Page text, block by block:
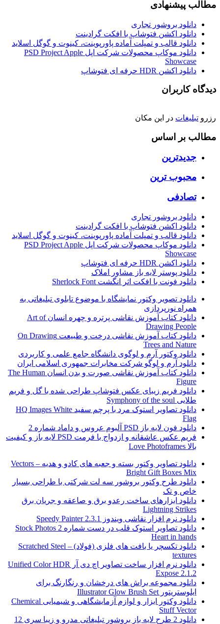
مطالب پیشنهادی
دانلود بروشور تجاری
دانلود اکشن فتوشاپ با افکت گرادینت
دانلود قالب و تمپلت آماده پاورپوینت، کینوت و گوگل اسلاید
دانلود موکاپ محصولات شرکت اپل PSD Project Apple
Showcase
دانلود اکشن HDR حرفه ای فتوشاپ
دیدگاه کاربران
رزرو تبلیغات در این مکان
مطالب بر اساس
جدیدترین
محبوب ترین
تصادفی
دانلود بروشور تجاری
دانلود اکشن فتوشاپ با افکت گرادینت
دانلود قالب و تمپلت آماده پاورپوینت، کینوت و گوگل اسلاید
دانلود موکاپ محصولات شرکت اپل PSD Project Apple
Showcase
دانلود اکشن HDR حرفه ای فتوشاپ
دانلود پوستر لایه باز مشاور املاک
دانلود فونت با افکت اثر انگشت Sherlock Font
دانلود تصویر وکتور نمایشگاه با موضوع تابلوی تبلیغاتی به
همراه نورپردازی
دانلود کتاب آموزش نقاشی پرتره و چهره انسان Art of
Drawing People
دانلود کتاب آموزش نقاشی درخت و طبیعت On Drawing
Trees and Nature
دانلود وکتور آرم و لوگوی دانشگاه جامع علمی و کاربردی
دانلود آرم و لوگو شرکت مخابرات جمهوری اسلامی ایران
دانلود کتاب آموزش نقاشی صورت و بدن انسان The Human
Figure
دانلود فریم زیبای عکس فتوشاپ طراحی شده با گل و فریم
طلایی Symphony of the soul
دانلود تصاویر استوک مرد با پرچم سفید HQ Images White
Flag
دانلود فون لایه باز PSD آلبوم عروس و داماد شماره 2
فریم عکس عاشقانه و ازدواج با فرمت PSD لایه باز و کیفیت
بالا Love Photoframes
دانلود تصاویر وکتور بسته و جعبه های کادو و هدیه Vectors –
Bright Gift Boxes Mix
دانلود طرح وکتور بروشور سه لت شرکتی با طراحی بسیار
خاص و تک
دانلود ابزارهای ساخت رعدو برق و صاعقه و جریان برق
Lightning Strikes
دانلود نرم افزار نقاشی ویندوز Speedy Painter 2.3.1
دانلود تصاویر استوک قلب در دست شماره 2 Stock Photos
Heart in hands
دانلود تکسچر یا بافت های فلزی (فولاد) Scratched Steel –
textures
دانلود نرم افزار ساخت تصاویر اچ دی آر Unified Color HDR
Expose 2.1.2
دانلود مجموعه براش های درخشان و رنگارنگ برای
ایلوستریتور Illustrator Glow Brush Set
دانلود وکتور ابزار و لوازم آزمایشگاهی و شیمیایی Chemical
Stuff Vector
دانلود 2 طرح لایه باز بروشور تبلیغاتی مدرو و زیبا سری 12